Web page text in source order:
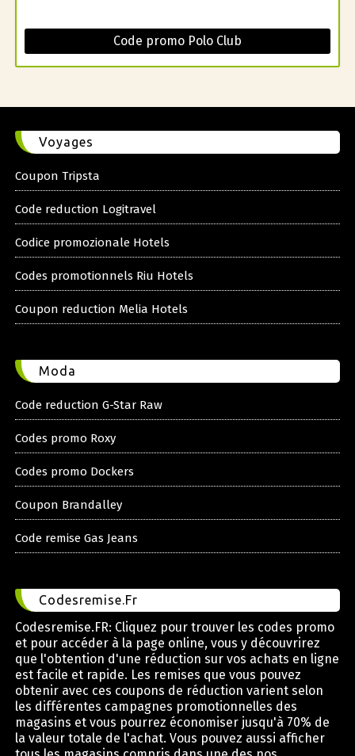
Code promo Polo Club
Voyages
Coupon Tripsta
Code reduction Logitravel
Codice promozionale Hotels
Codes promotionnels Riu Hotels
Coupon reduction Melia Hotels
Moda
Code reduction G-Star Raw
Codes promo Roxy
Codes promo Dockers
Coupon Brandalley
Code remise Gas Jeans
Codesremise.Fr
Codesremise.FR: Cliquez pour trouver les codes promo
et pour accéder à la page online, vous y découvrirez
que l'obtention d'une réduction sur vos achats en ligne
est facile et rapide. Les remises que vous pouvez
obtenir avec ces coupons de réduction varient selon
les différentes campagnes promotionnelles des
magasins et vous pourrez économiser jusqu'à 70% de
la valeur totale de l'achat. Vous pouvez aussi afficher